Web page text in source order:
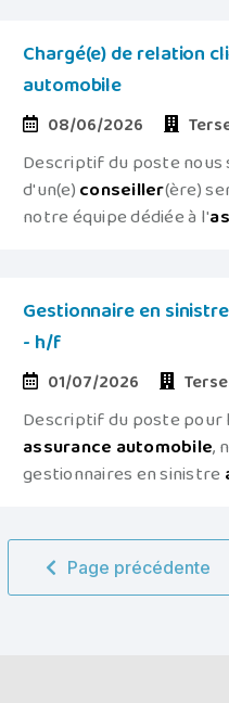
Chargé(e) de relation
automobile
08/06/2026
Descriptif du poste nous
d'un(e)conseiller(ère)
notre équipe dédiée à l'
Gestionnaire en
- h/f
01/07/2026
Descriptif du poste pour
assurance automobile,
gestionnaires en sinistre
Page précédente